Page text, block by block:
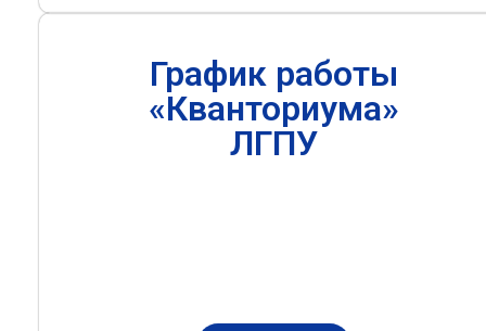
График работы
«Кванториума»
ЛГПУ